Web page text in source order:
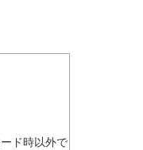
ド時以外で